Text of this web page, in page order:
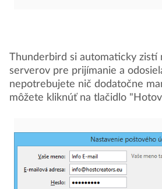
Thunderbird si automaticky zistí
serverov pre prijímanie a
nepotrebujete nič dodatočne
môžete kliknúť na tlačidlo